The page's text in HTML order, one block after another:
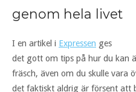
genom hela livet
I en artikel i Expressen ges
det gott om tips på hur du kan
fräsch, även om du skulle vara
det faktiskt aldrig är försent att